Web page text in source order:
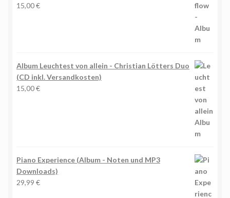
15,00€
Album Leuchtest von allein - Christian Lötters Duo
(CD inkl. Versandkosten)
15,00€
Piano Experience (Album - Noten und MP3
Downloads)
29,99 €